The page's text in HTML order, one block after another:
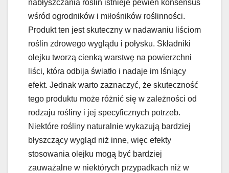
nabłyszczania roślin istnieje pewien konsensus
wśród ogrodników i miłośników roślinności.
Produkt ten jest skuteczny w nadawaniu liściom
roślin zdrowego wyglądu i połysku. Składniki
olejku tworzą cienką warstwę na powierzchni
liści, która odbija światło i nadaje im lśniący
efekt. Jednak warto zaznaczyć, że skuteczność
tego produktu może różnić się w zależności od
rodzaju rośliny i jej specyficznych potrzeb.
Niektóre rośliny naturalnie wykazują bardziej
błyszczący wygląd niż inne, więc efekty
stosowania olejku mogą być bardziej
zauważalne w niektórych przypadkach niż w